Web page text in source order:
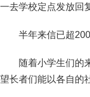
一去学校定点发放回
半年来信已超
随着小学生们的
望长者们能以各自的